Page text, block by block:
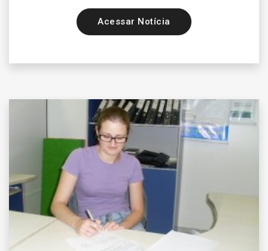
Acessar Notícia